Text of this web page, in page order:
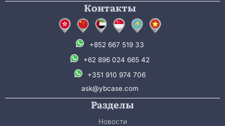
Контакты
+852 667 519 33
+62 896 024 665 42
+351 910 974 706
ask@ybcase.com
Разделы
Новости